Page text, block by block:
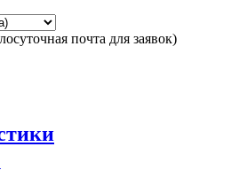
почта для заявок)